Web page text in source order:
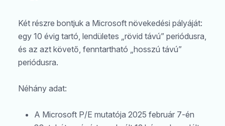
Két részre bontjuk a Microsoft növekedési pályáját:
egy 10 évig tartó, lendületes „rövid távú” periódusra,
és az azt követő, fenntartható „hosszú távú”
periódusra.
Néhány adat:
A Microsoft P/E mutatója 2025 február 7-én